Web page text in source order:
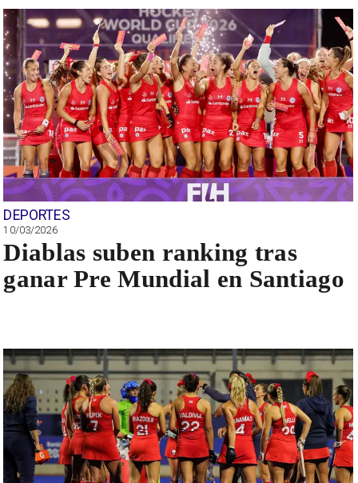
DEPORTES
10/03/2026
Diablas suben ranking tras
ganar Pre Mundial en Santiago